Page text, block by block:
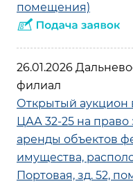
помещения)
26.01.2026
филиал
Открытый
ЦАА 32-25 на
аренды объектов
имущества,
Портовая, зд. 52,